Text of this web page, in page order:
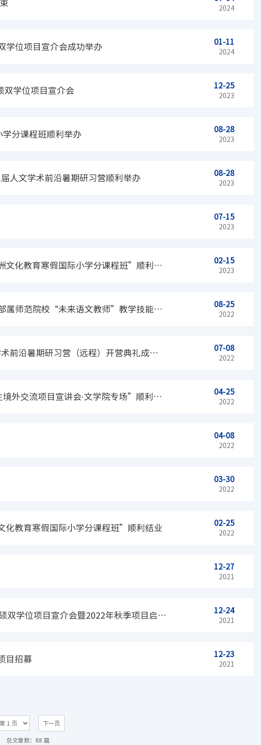
2024
学位项目宣介会成功举办
01-11
2024
双学位项目宣介会
12-25
2023
分课程班顺利举办
08-28
2023
人文学术前沿暑期研习营顺利举办
08-28
2023
07-15
2023
文化教育寒假国际小学分课程班”顺利结
02-15
2023
属师范院校“未来语文教师”教学技能交
08-25
2022
前沿暑期研习营（远程）开营典礼成功
07-08
2022
外交流项目宣讲会∙文学院专场”顺利举
04-25
2022
04-08
2022
03-30
2022
化教育寒假国际小学分课程班”顺利结业
02-25
2022
12-27
2021
双学位项目宣介会暨2022年秋季项目启动
12-24
2021
目招募
12-23
2021
下一页
总文章数：88 篇